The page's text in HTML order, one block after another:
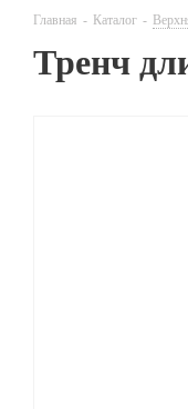
Главная - Каталог -
Тренч